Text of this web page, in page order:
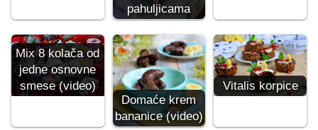
pahuljicama
Mix 8 kolača od
jedne osnovne
smese (video)
Domaće krem
bananice (video)
Vitalis korpice